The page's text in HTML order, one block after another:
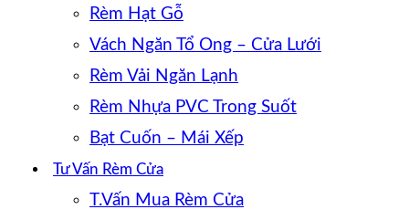
Rèm Hạt Gỗ
Vách Ngăn Tổ Ong – Cửa Lưới
Rèm Vải Ngăn Lạnh
Rèm Nhựa PVC Trong Suốt
Bạt Cuốn – Mái Xếp
Tư Vấn Rèm Cửa
T.Vấn Mua Rèm Cửa